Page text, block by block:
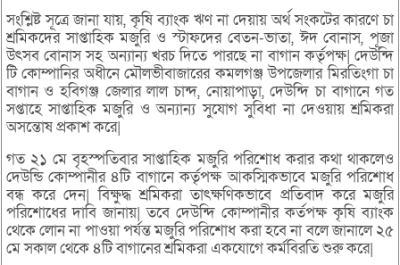
সংশ্লিষ্ট সূত্রে জানা যায়, কৃষি ব্যাংক ঋণ না দেয়ায় অর্থ সংকটের কারণে চা
শ্রমিকদের সাপ্তাহিক মজুরি ও স্টাফদের বেতন-ভাতা, ঈদ বোনাস, পূজা
উৎসব বোনাস সহ অন্যান্য খরচ দিতে পারছে না বাগান কর্তৃপক্ষ| দেউন্দি
টি কোম্পানির অধীনে মৌলভীবাজারের কমলগঞ্জ উপজেলার মিরতিংগা চা
বাগান ও হবিগঞ্জ জেলার লাল চান্দ, নোয়াপাড়া, দেউন্দি চা বাগানে গত
সপ্তাহে সাপ্তাহিক মজুরি ও অন্যান্য সুযোগ সুবিধা না দেওয়ায় শ্রমিকরা
অসন্তোষ প্রকাশ করে|
গত ২১ মে বৃহস্পতিবার সাপ্তাহিক মজুরি পরিশোধ করার কথা থাকলেও
দেউন্ডি কোম্পানীর ৪টি বাগানে কর্তৃপক্ষ আকস্মিকভাবে মজুরি পরিশোধ
বন্ধ করে দেন| বিক্ষুদ্ধ শ্রমিকরা তাৎক্ষণিকভাবে প্রতিবাদ করে মজুরি
পরিশোধের দাবি জানায়| তবে দেউন্দি কোম্পানীর কর্তপক্ষ কৃষি ব্যাংক
থেকে লোন না পাওয়া পর্যন্ত মজুরি পরিশোধ করা হবে না বলে জানালে ২৫
মে সকাল থেকে ৪টি বাগানের শ্রমিকরা একযোগে কর্মবিরতি শুরু করে|